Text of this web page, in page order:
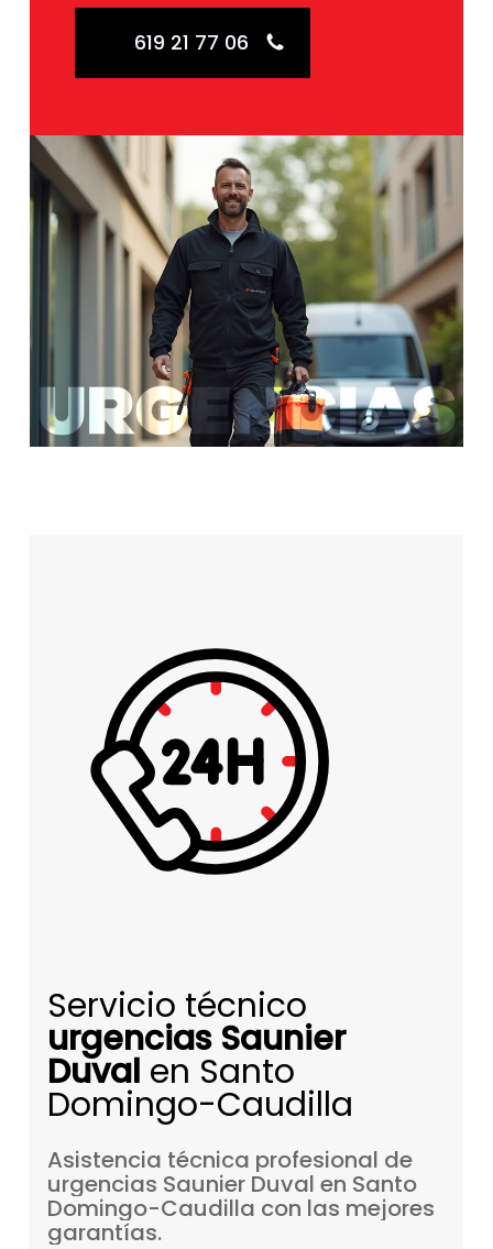
619 21 77 06
Servicio técnico
urgencias Saunier
Duval en Santo
Domingo-Caudilla
Asistencia técnica profesional de
urgencias Saunier Duval en Santo
Domingo-Caudilla con las mejores
garantías.